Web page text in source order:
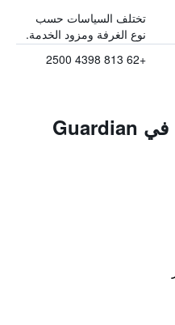
تختلف السياسات حسب
نوع الغرفة ومزود الخدمة.
+62 813 4398 2500
المزايا ووسائل الراحة في Guardian